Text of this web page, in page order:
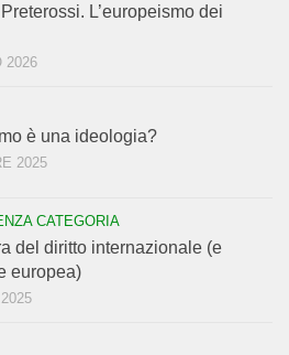
L’europeismo dei
2026
è una ideologia?
2025
CATEGORIA
del diritto internazionale (e
europea)